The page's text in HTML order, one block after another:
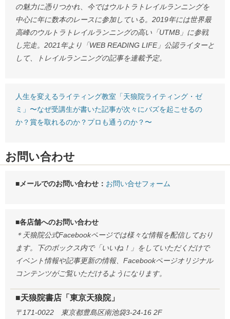
の魅力に憑りつかれ、今ではウルトラトレイルランニングを
中心に年に数本のレースに参加している。2019年には世界最
高峰のウルトラトレイルランニングの高い「UTMB」に参戦
し完走。2021年より「WEB READING LIFE」公認ライターと
して、トレイルランニングの記事を連載予定。
人生を変えるライティング教室「天狼院ライティング・ゼ
ミ」〜なぜ受講生が書いた記事が次々にバズを起こせるの
か？賞を取れるのか？プロも通うのか？〜
お問い合わせ
■メールでのお問い合わせ： お問い合せフォーム
■各店舗へのお問い合わせ
＊天狼院公式Facebookページでは様々な情報を配信しており
ます。下のボックス内で「いいね！」をしていただくだけで
イベント情報や記事更新の情報、Facebookページオリジナル
コンテンツがご覧いただけるようになります。
■天狼院書店「東京天狼院」
〒171-0022 東京都豊島区南池袋3-24-16 2F